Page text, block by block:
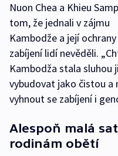
Nuon Chea a Khieu
tom, že jednali v zájmu
Kambodže a její
zabíjení lidí nevěděli.
Kambodža stala sluhou
vybudovat jako čistou a
vyhnout se zabíjení i
Alespoň malá
rodinám obětí